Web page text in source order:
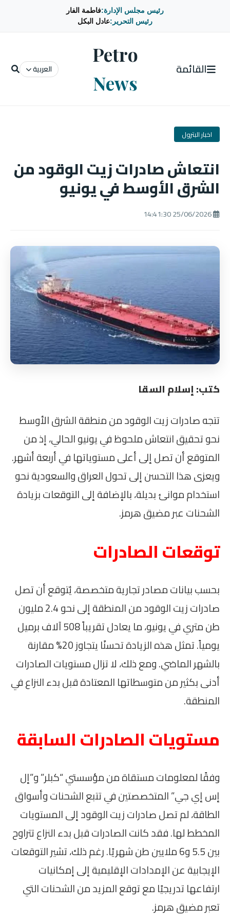
رئيس مجلس الإدارة:فاطمة الفار
رئيس التحرير:عادل البكل
القائمة
Petro
News
العربية
اخبار البترول
انتعاش صادرات زيت الوقود من
الشرق الأوسط في يونيو
كتب: إسلام السقا
تتجه صادرات زيت الوقود من منطقة الشرق الأوسط
نحو تحقيق انتعاش ملحوظ في يونيو الحالي، إذ من
المتوقع أن تصل إلى أعلى مستوياتها في أربعة أشهر.
ويعزى هذا التحسن إلى تحول العراق والسعودية نحو
استخدام موانئ بديلة، بالإضافة إلى التوقعات بزيادة
الشحنات عبر مضيق هرمز.
توقعات الصادرات
بحسب بيانات مصادر تجارية متخصصة، يُتوقع أن تصل
صادرات زيت الوقود من المنطقة إلى نحو 2.4 مليون
طن متري في يونيو، ما يعادل تقريباً 508 آلاف برميل
يومياً. تمثل هذه الزيادة تحسنًا يتجاوز 20% مقارنة
بالشهر الماضي. ومع ذلك، لا تزال مستويات الصادرات
أدنى بكثير من متوسطاتها المعتادة قبل بدء النزاع في
المنطقة.
مستويات الصادرات السابقة
وفقًا لمعلومات مستقاة من مؤسستي “كبلر” و”إل
إس إي جي” المتخصصتين في تتبع الشحنات وأسواق
الطاقة، لم تصل صادرات زيت الوقود إلى المستويات
المخطط لها. فقد كانت الصادرات قبل بدء النزاع تتراوح
بين 5.5 و6 ملايين طن شهريًا. رغم ذلك، تشير التوقعات
الإيجابية عن الإمدادات الإقليمية إلى إمكانيات
ارتفاعها تدريجيًا مع توقع المزيد من الشحنات التي
تعبر مضيق هرمز.